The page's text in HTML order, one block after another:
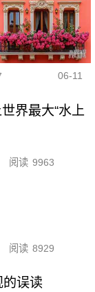
06-11
界最大“水上
阅读 9963
阅读 8929
的误读